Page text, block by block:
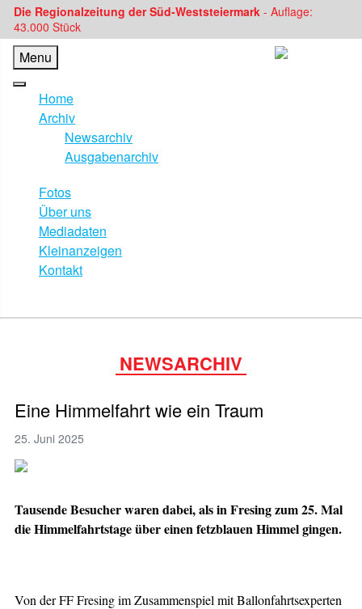
Die Regionalzeitung der Süd-Weststeiermark - Auflage:
43.000 Stück
Menu
Home
Archiv
Newsarchiv
Ausgabenarchiv
Fotos
Über uns
Mediadaten
Kleinanzeigen
Kontakt
NEWSARCHIV
Eine Himmelfahrt wie ein Traum
25. Juni 2025
Tausende Besucher waren dabei, als in Fresing zum 25. Mal
die Himmelfahrtstage über einen fetzblauen Himmel gingen.
Von der FF Fresing im Zusammenspiel mit Ballonfahrtsexperten